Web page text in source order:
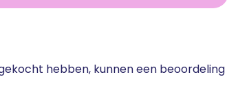
hebben, kunnen een beoordeling